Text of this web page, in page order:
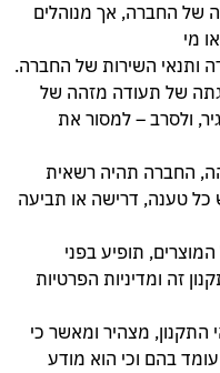
של החברה, אך מנוהלים
מי
השירות של החברה.
של תעודה מזהה של
ולסרב – למסור את
החברה תהיה רשאית
טענה, דרישה או תביעה
תופיע בפני
זה ומדיניות הפרטיות
מצהיר ומאשר כי
בהם וכי הוא מודע